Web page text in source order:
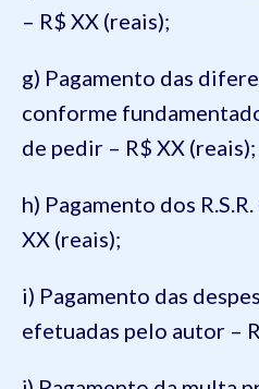
– R$ XX (reais);
g) Pagamento das
conforme
de pedir – R$ XX (reais);
h) Pagamento dos
XX (reais);
i) Pagamento das
efetuadas pelo autor –